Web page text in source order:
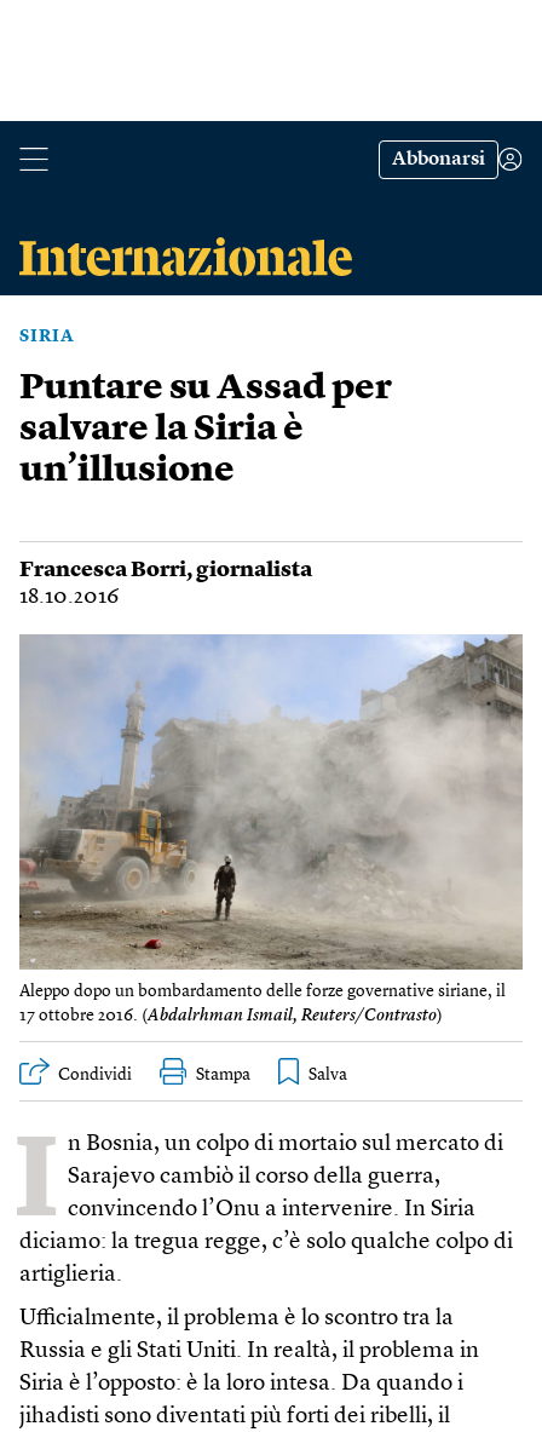
Abbonarsi
SIRIA
Puntare su Assad per
salvare la Siria è
un’illusione
Francesca Borri, giornalista
18.10.2016
Aleppo dopo un bombardamento delle forze governative siriane, il
17 ottobre 2016. (Abdalrhman Ismail, Reuters/Contrasto)
Condividi Stampa
I n Bosnia, un colpo di mortaio sul mercato di
Sarajevo cambiò il corso della guerra,
convincendo l’Onu a intervenire. In Siria
diciamo: la tregua regge, c’è solo qualche colpo di
artiglieria.
Ufficialmente, il problema è lo scontro tra la
Russia e gli Stati Uniti. In realtà, il problema in
Siria è l’opposto: è la loro intesa. Da quando i
jihadisti sono diventati più forti dei ribelli, il